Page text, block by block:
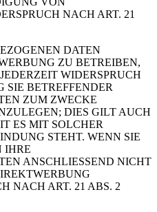
NACH ART. 21
DATEN
ZU BETREIBEN,
WIDERSPRUCH
SIE BETREFFENDER
ZUM ZWECKE
DIES GILT AUCH
ES MIT SOLCHER
STEHT. WENN SIE
IHRE
ANSCHLIESSEND NICHT
NACH ART. 21 ABS. 2